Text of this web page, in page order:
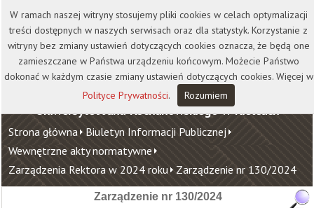
Kontakt Biblioteka
Wydawnictwo
Wirtualna Uczelnia
Uniwersytet Jana Kochanowskiego w Kielcach
Strona główna Biuletyn Informacji Publicznej
Wewnętrzne akty normatywne
Zarządzenia Rektora w 2024 roku Zarządzenie nr 130/2024
Zarządzenie nr 130/2024
W ramach naszej witryny stosujemy pliki cookies w celach optymalizacji
treści dostępnych w naszych serwisach oraz dla statystyk. Korzystanie z
witryny bez zmiany ustawień dotyczących cookies oznacza, że będą one
zamieszczane w Państwa urządzeniu końcowym. Możecie Państwo
dokonać w każdym czasie zmiany ustawień dotyczących cookies. Więcej w
Polityce Prywatności. Rozumiem